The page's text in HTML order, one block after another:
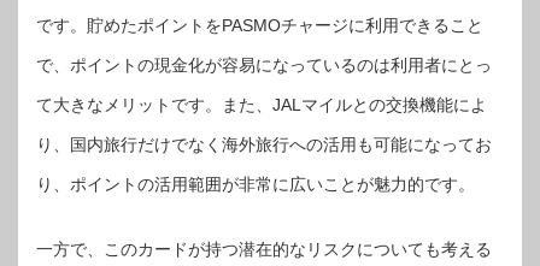
です。貯めたポイントをPASMOチャージに利用できること
で、ポイントの現金化が容易になっているのは利用者にとっ
て大きなメリットです。また、JALマイルとの交換機能によ
り、国内旅行だけでなく海外旅行への活用も可能になってお
り、ポイントの活用範囲が非常に広いことが魅力的です。
一方で、このカードが持つ潜在的なリスクについても考える